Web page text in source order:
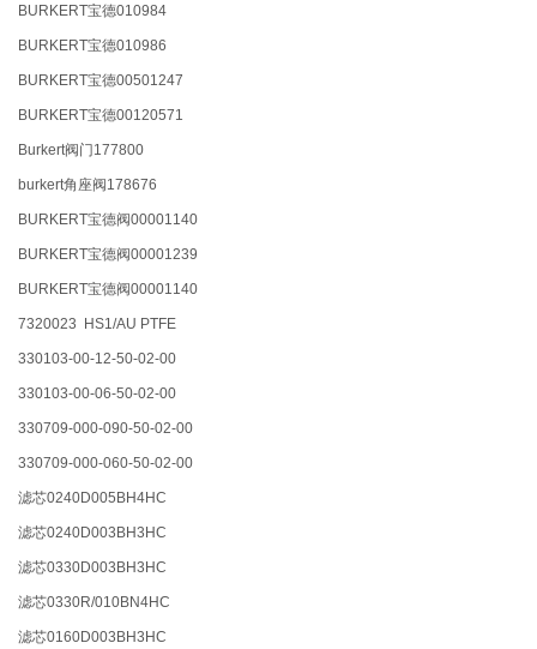
BURKERT宝德010984
BURKERT宝德010986
BURKERT宝德00501247
BURKERT宝德00120571
Burkert阀门177800
burkert角座阀178676
BURKERT宝德阀00001140
BURKERT宝德阀00001239
BURKERT宝德阀00001140
7320023 HS1/AU PTFE
330103-00-12-50-02-00
330103-00-06-50-02-00
330709-000-090-50-02-00
330709-000-060-50-02-00
滤芯0240D005BH4HC
滤芯0240D003BH3HC
滤芯0330D003BH3HC
滤芯0330R/010BN4HC
滤芯0160D003BH3HC